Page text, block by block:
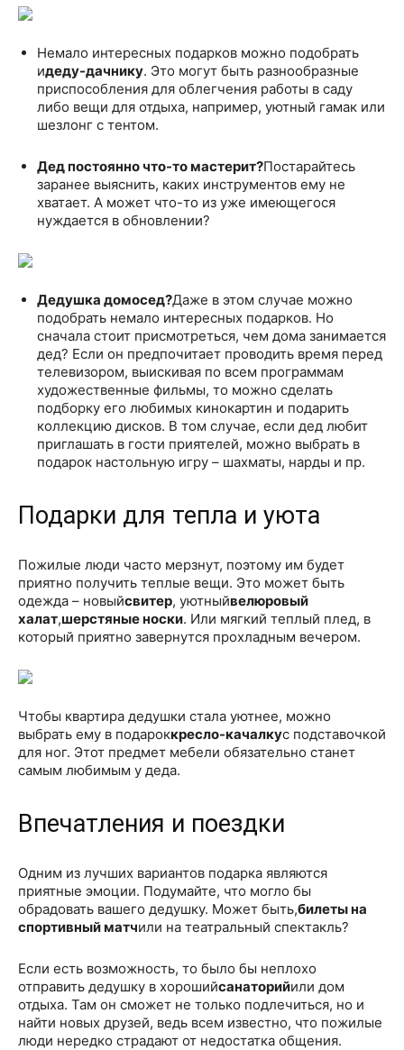
Немало интересных подарков можно подобрать
идеду-дачнику. Это могут быть разнообразные
приспособления для облегчения работы в саду
либо вещи для отдыха, например, уютный гамак или
шезлонг с тентом.
Дед постоянно что-то мастерит?Постарайтесь
заранее выяснить, каких инструментов ему не
хватает. А может что-то из уже имеющегося
нуждается в обновлении?
Дедушка домосед?Даже в этом случае можно
подобрать немало интересных подарков. Но
сначала стоит присмотреться, чем дома занимается
дед? Если он предпочитает проводить время перед
телевизором, выискивая по всем программам
художественные фильмы, то можно сделать
подборку его любимых кинокартин и подарить
коллекцию дисков. В том случае, если дед любит
приглашать в гости приятелей, можно выбрать в
подарок настольную игру – шахматы, нарды и пр.
Подарки для тепла и уюта
Пожилые люди часто мерзнут, поэтому им будет
приятно получить теплые вещи. Это может быть
одежда – новыйсвитер, уютныйвелюровый
халат,шерстяные носки. Или мягкий теплый плед, в
который приятно завернутся прохладным вечером.
Чтобы квартира дедушки стала уютнее, можно
выбрать ему в подароккресло-качалкус подставочкой
для ног. Этот предмет мебели обязательно станет
самым любимым у деда.
Впечатления и поездки
Одним из лучших вариантов подарка являются
приятные эмоции. Подумайте, что могло бы
обрадовать вашего дедушку. Может быть,билеты на
спортивный матчили на театральный спектакль?
Если есть возможность, то было бы неплохо
отправить дедушку в хорошийсанаторийили дом
отдыха. Там он сможет не только подлечиться, но и
найти новых друзей, ведь всем известно, что пожилые
люди нередко страдают от недостатка общения.